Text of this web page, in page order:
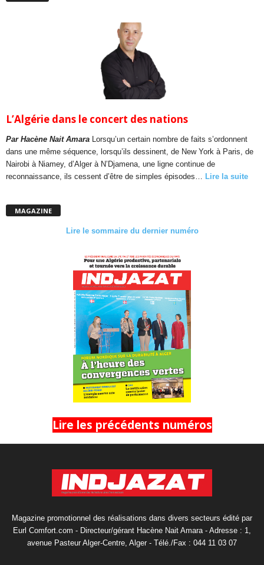
L’Algérie dans le concert des nations
Par Hacène Nait Amara
Lorsqu’un certain nombre de faits s’ordonnent
dans une même séquence, lorsqu’ils dessinent, de New York à Paris, de
Nairobi à Niamey, d’Alger à N’Djamena, une ligne continue de
reconnaissance, ils cessent d’être de simples épisodes…
Lire la suite
MAGAZINE
Lire le sommaire du dernier numéro
Lire les précédents numéros
Magazine promotionnel des réalisations dans divers secteurs édité par
Eurl Comfort.com - Directeur/gérant Hacène Nait Amara - Adresse : 1,
avenue Pasteur Alger-Centre, Alger - Télé./Fax : 044 11 03 07